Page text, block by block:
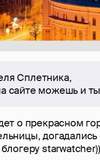
Сплетника,
сайте можешь и ты
о прекрасном
starwatcher))